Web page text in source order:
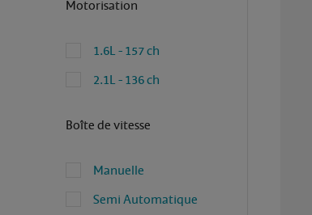
Motorisation
1.6L - 157 ch
2.1L - 136 ch
Boîte de vitesse
Manuelle
Semi Automatique